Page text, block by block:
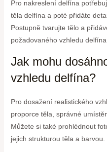
Pro nakreslení delfína
těla delfína a poté přidáte
Postupně tvarujte tělo a
požadovaného vzhledu
Jak mohu
vzhledu delfína?
Pro dosažení realistického
proporce těla, správné
Můžete si také prohlédnout
jejich strukturou těla a barvou.